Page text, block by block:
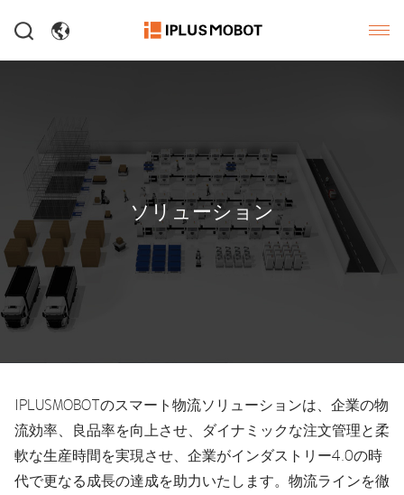
ソリューション
IPLUSMOBOTのスマート物流ソリューションは、企業の物
流効率、良品率を向上させ、ダイナミックな注文管理と柔
軟な生産時間を実現させ、企業がインダストリー4.0の時
代で更なる成長の達成を助力いたします。物流ラインを徹